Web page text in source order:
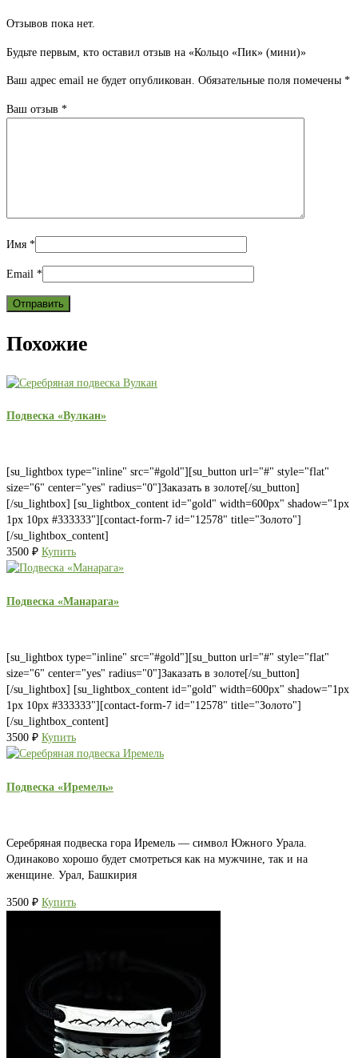
Отзывов пока нет.
Будьте первым, кто оставил отзыв на «Кольцо «Пик» (мини)»
Ваш адрес email не будет опубликован. Обязательные поля помечены *
Ваш отзыв *
Имя *
Email *
Похожие
Подвеска «Вулкан»
[su_lightbox type="inline" src="#gold"][su_button url="#" style="flat"
size="6" center="yes" radius="0"]Заказать в золоте[/su_button]
[/su_lightbox] [su_lightbox_content id="gold" width=600px" shadow="1px
1px 10px #333333"][contact-form-7 id="12578" title="Золото"]
[/su_lightbox_content]
3500 ₽ Купить
Подвеска «Манарага»
[su_lightbox type="inline" src="#gold"][su_button url="#" style="flat"
size="6" center="yes" radius="0"]Заказать в золоте[/su_button]
[/su_lightbox] [su_lightbox_content id="gold" width=600px" shadow="1px
1px 10px #333333"][contact-form-7 id="12578" title="Золото"]
[/su_lightbox_content]
3500 ₽ Купить
Подвеска «Иремель»
Серебряная подвеска гора Иремель — символ Южного Урала.
Одинаково хорошо будет смотреться как на мужчине, так и на
женщине. Урал, Башкирия
3500 ₽ Купить